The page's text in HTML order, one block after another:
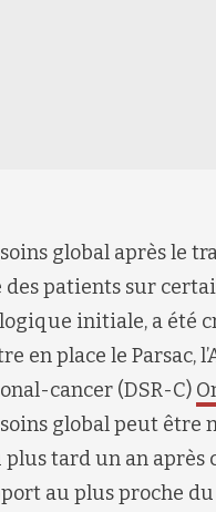
global après le
des patients sur
initiale, a été
en place le Parsac,
cancer (DSR-C)
global peut
plus tard un an
au plus proche